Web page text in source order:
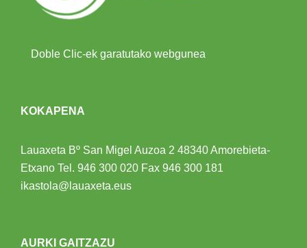
Doble Clic-ek garatutako webgunea
KOKAPENA
Lauaxeta Bº San Migel Auzoa 2 48340 Amorebieta-
Etxano Tel. 946 300 020 Fax 946 300 181
ikastola@lauaxeta.eus
AURKI GAITZAZU